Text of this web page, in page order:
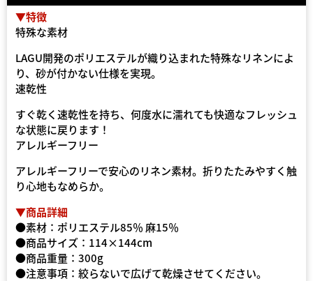
▼特徴
特殊な素材
LAGU開発のポリエステルが織り込まれた特殊なリネンによ
り、砂が付かない仕様を実現。
速乾性
すぐ乾く速乾性を持ち、何度水に濡れても快適なフレッシュ
な状態に戻ります！
アレルギーフリー
アレルギーフリーで安心のリネン素材。折りたたみやすく触
り心地もなめらか。
▼商品詳細
●素材：ポリエステル85％ 麻15％
●商品サイズ：114×144cm
●商品重量：300g
●注意事項：絞らないで広げて乾燥させてください。